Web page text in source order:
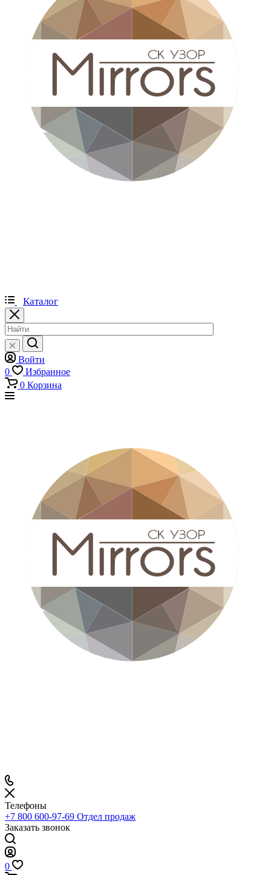
Каталог
Войти
0
Избранное
0 Корзина
Телефоны
+7 800 600-97-69 Отдел продаж
Заказать звонок
0